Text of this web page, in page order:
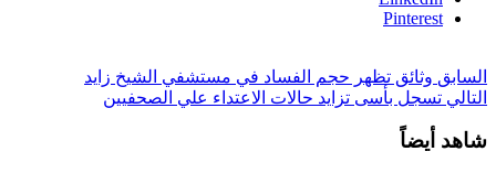
Pinterest
السابق وثائق تظهر حجم الفساد في مستشفي الشيخ زايد
التالي تسجل بأسى تزايد حالات الاعتداء علي الصحفيين
شاهد أيضاً